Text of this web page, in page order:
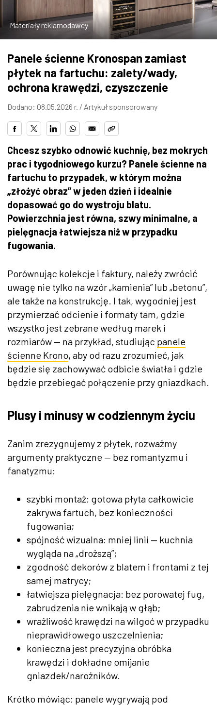
ZDJĘCIA
W RZESZOWIE
Materiały reklamodawcy
Panele ścienne Kronospan zamiast
płytek na fartuchu: zalety/wady,
ochrona krawędzi, czyszczenie
Dodano: 08.05.2026 r. / Artykuł sponsorowany
Chcesz szybko odnowić kuchnię, bez mokrych
prac i tygodniowego kurzu? Panele ścienne na
fartuchu to przypadek, w którym można
„złożyć obraz” w jeden dzień i idealnie
dopasować go do wystroju blatu.
Powierzchnia jest równa, szwy minimalne, a
pielęgnacja łatwiejsza niż w przypadku
fugowania.
Porównując kolekcje i faktury, należy zwrócić
uwagę nie tylko na wzór „kamienia” lub „betonu”,
ale także na konstrukcję. I tak, wygodniej jest
przymierzać odcienie i formaty tam, gdzie
wszystko jest zebrane według marek i
rozmiarów — na przykład, studiując panele
ścienne Krono, aby od razu zrozumieć, jak
będzie się zachowywać odbicie światła i gdzie
będzie przebiegać połączenie przy gniazdkach.
Plusy i minusy w codziennym życiu
Zanim zrezygnujemy z płytek, rozważmy
argumenty praktyczne — bez romantyzmu i
fanatyzmu:
szybki montaż: gotowa płyta całkowicie
zakrywa fartuch, bez konieczności
fugowania;
spójność wizualna: mniej linii — kuchnia
wygląda na „droższą”;
zgodność dekorów z blatem i frontami z tej
samej matrycy;
łatwiejsza pielęgnacja: bez porowatej fug,
zabrudzenia nie wnikają w głąb;
wrażliwość krawędzi na wilgoć w przypadku
nieprawidłowego uszczelnienia;
konieczna jest precyzyjna obróbka
krawędzi i dokładne omijanie
gniazdek/narożników.
Krótko mówiąc: panele wygrywają pod